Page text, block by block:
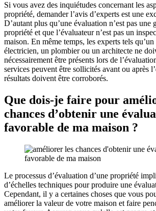
Si vous avez des inquiétudes concernant les
propriété, demander l’avis d’experts est une
D’autant plus qu’une évaluation n’est pas une
propriété et que l’évaluateur n’est pas un
maison. En même temps, les experts tels
électricien, un plombier ou un architecte ne
nécessairement être présents lors de
services peuvent être sollicités avant ou après
résultats doivent être corroborés.
Que dois-je faire pour
chances d’obtenir une
favorable de ma maison ?
Le processus d’évaluation d’une propriété
d’échelles techniques pour produire une
Cependant, il y a certaines choses que vous
améliorer la valeur de votre maison et faire